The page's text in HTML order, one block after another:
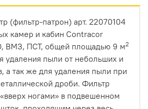
(фильтр-патрон) арт. 22070104
камер и кабин Contracor
ВМЗ, ПСТ, общей площадью 9 м2
удаления пыли от небольших и
а так же для удаления пыли при
дроби. Фильтр
«вверх ногами» в подвешенном